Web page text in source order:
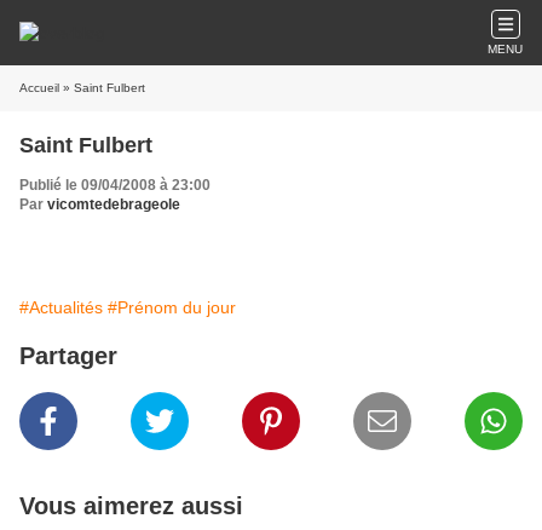
MENU
Accueil » Saint Fulbert
Saint Fulbert
Publié le 09/04/2008 à 23:00
Par vicomtedebrageole
#Actualités #Prénom du jour
Partager
Vous aimerez aussi